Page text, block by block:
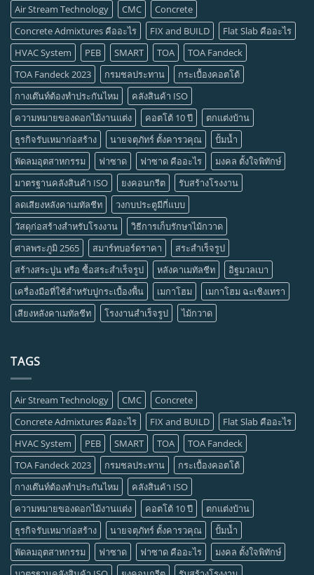
Air Stream Technology CMC
Concrete
Concrete Admixtures คืออะไร
FIX and BUILD
Flat Slab คืออะไร
HVAC System
PEB SMART TOA
TOA Fandeck
TOA Fandeck 2023
กรมชลประทาน
กระเบื้องคอตโต้
กางเต๊นท์ต้องทำประกันไหม
คลังสินค้า ISO
ความหมายของดอกไม้งานแต่ง
คอตโต้ 10 ปี
ตกแต่งบ้าน
ธุรกิจรับเหมาก่อสร้าง
นายจตุภัทร์ ตั้งคารวคุณ
ปั้มน้ำ
พัดลมอุตสาหกรรม
ฟาซาด ฟาซาด คืออะไร
มงคล ตั้งใจพิทักษ์
มาตรฐานคลังสินค้า ISO
ยงคอนกรีต
รับสร้างโรงงาน
ลดเสียงหลังคาเมทัลชีท
วงกบประตูมีกี่แบบ
วัสดุก่อสร้างสำหรับโรงงาน
วิธีการเก็บรักษาไม้กวาด
ศาลพระภูมิ 2565
สมาร์ทบอร์ดราคา
สระสำเร็จรูป
สร้างสระปูน หรือ ซื้อสระสำเร็จรูป
หลังคาเมทัลชีท
อิฐมวลเบา
เครื่องมือที่ใช้สำหรับปูกระเบื้องพื้น
เมกาโฮม
เมกาโฮม ฉะเชิงเทรา
เสียงหลังคาเมทัลชีท
โรงงานสำเร็จรูป ไม้กวาด
TAGS
Air Stream Technology CMC
Concrete
Concrete Admixtures คืออะไร
FIX and BUILD
Flat Slab คืออะไร
HVAC System
PEB SMART TOA
TOA Fandeck
TOA Fandeck 2023
กรมชลประทาน
กระเบื้องคอตโต้
กางเต๊นท์ต้องทำประกันไหม
คลังสินค้า ISO
ความหมายของดอกไม้งานแต่ง
คอตโต้ 10 ปี
ตกแต่งบ้าน
ธุรกิจรับเหมาก่อสร้าง
นายจตุภัทร์ ตั้งคารวคุณ
ปั้มน้ำ
พัดลมอุตสาหกรรม
ฟาซาด ฟาซาด คืออะไร
มงคล ตั้งใจพิทักษ์